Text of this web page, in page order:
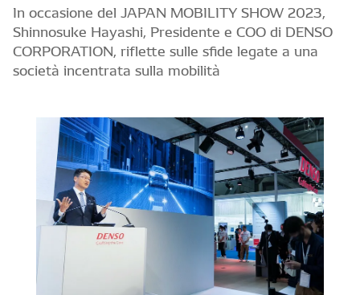
In occasione del JAPAN MOBILITY SHOW 2023,
Shinnosuke Hayashi, Presidente e COO di DENSO
CORPORATION, riflette sulle sfide legate a una
società incentrata sulla mobilità